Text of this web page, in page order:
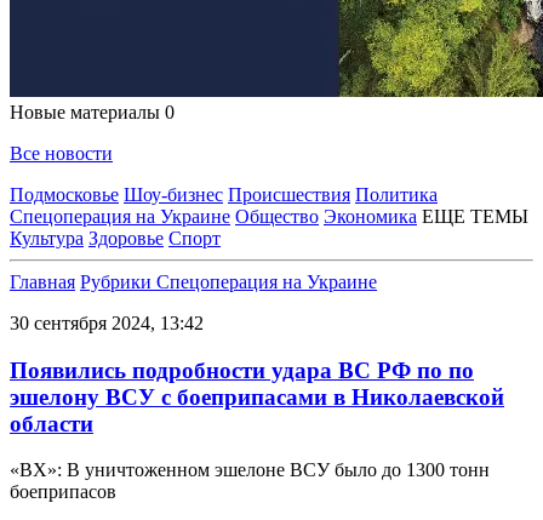
Новые материалы 0
Все новости
Подмосковье Шоу-бизнес Происшествия Политика
Спецоперация на Украине Общество Экономика ЕЩЕ ТЕМЫ
Культура Здоровье Спорт
Главная Рубрики Спецоперация на Украине
30 сентября 2024, 13:42
Появились подробности удара ВС РФ по по
эшелону ВСУ с боеприпасами в Николаевской
области
«ВХ»: В уничтоженном эшелоне ВСУ было до 1300 тонн
боеприпасов